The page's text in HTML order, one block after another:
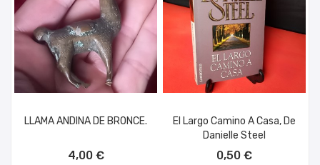
LLAMA ANDINA DE BRONCE.
4,00 €
El Largo Camino A Casa, De
Danielle Steel
0,50 €